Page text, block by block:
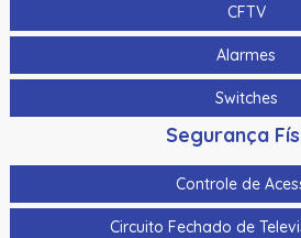
CFTV
Alarmes
Switches
Segurança
Controle de
Circuito Fechado de